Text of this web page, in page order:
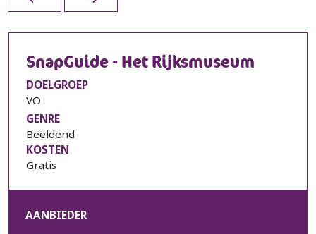
SnapGuide - Het Rijksmuseum
DOELGROEP
VO
GENRE
Beeldend
KOSTEN
Gratis
AANBIEDER